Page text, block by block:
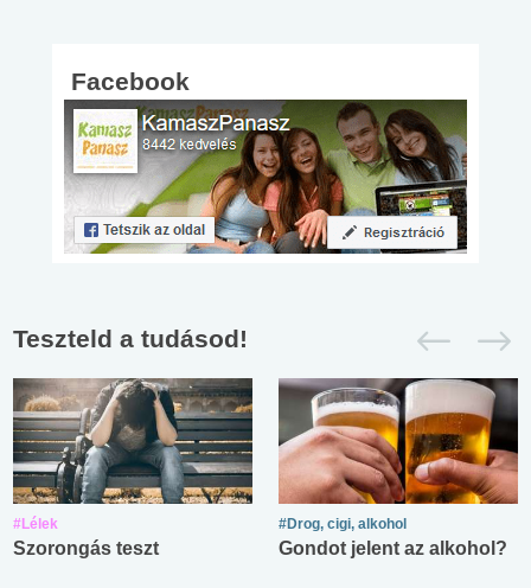
Facebook
Teszteld a tudásod!
#Lélek
Szorongás teszt
#Drog, cigi, alkohol
Gondot jelent az alkohol?